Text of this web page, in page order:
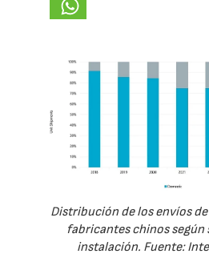
Distribución de los envíos
fabricantes chinos según
instalación. Fuente: